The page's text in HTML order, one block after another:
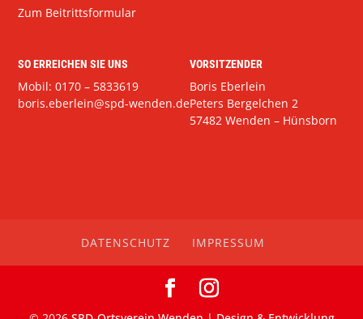
Zum Beitrittsformular
SO ERREICHEN SIE UNS
Mobil: 0170 – 5833619
boris.eberlein@spd-wenden.de
VORSITZENDER
Boris Eberlein
Peters Bergelchen 2
57482 Wenden – Hünsborn
DATENSCHUTZ IMPRESSUM